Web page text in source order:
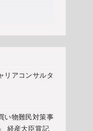
リアコンサルタ
い物難民対策事
経産大臣賞記